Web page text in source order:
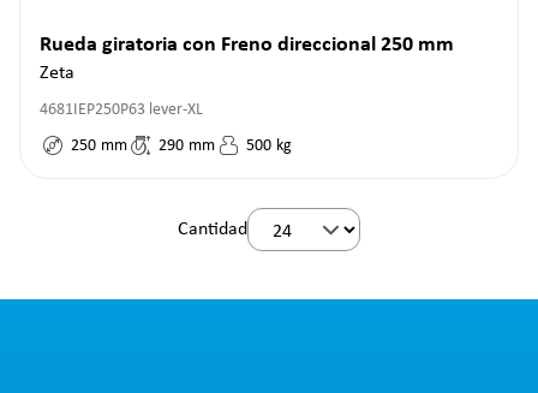
Rueda giratoria con Freno direccional 250 mm
Zeta
4681IEP250P63 lever-XL
250 mm 290 mm 500 kg
Cantidad